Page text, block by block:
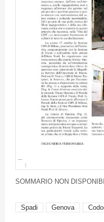
SOMMARIO NON
Spadi Genova